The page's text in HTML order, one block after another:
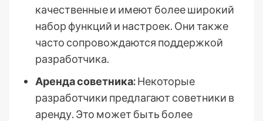
качественные и имеют более широкий
набор функций и настроек. Они также
часто сопровождаются поддержкой
разработчика.
Аренда советника:Некоторые
разработчики предлагают советники в
аренду. Это может быть более